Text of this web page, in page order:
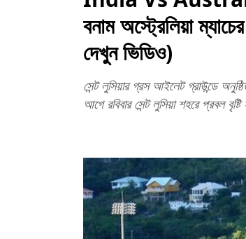
বনাম অস্ট্রেলিয়া
দেখুন ভিডিও)
সেন্ট লুসিয়ার গ্রস আইলেট গ্রাউন্ডে
আগে রবিবার সেন্ট লুসিয়া শহরে প্রবল